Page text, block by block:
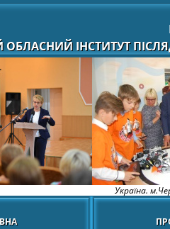
ОБЛАСНИЙ ІНСТИТУТ
Україна.